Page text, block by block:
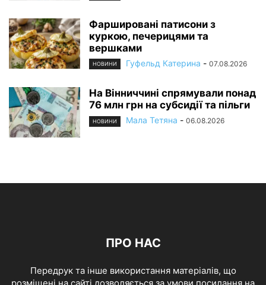
Фаршировані патисони з
куркою, печерицями та
вершками
НОВИНИ Гуфельд Катерина - 07.08.2026
На Вінниччині спрямували понад
76 млн грн на субсидії та пільги
НОВИНИ Мала Тетяна - 06.08.2026
ПРО НАС
Передрук та інше використання матеріалів, що